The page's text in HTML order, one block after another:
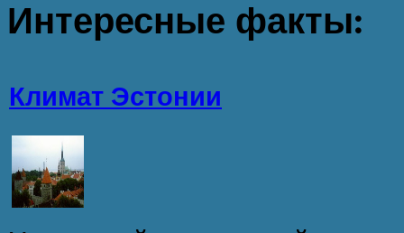
Интересные факты:
Климат Эстонии